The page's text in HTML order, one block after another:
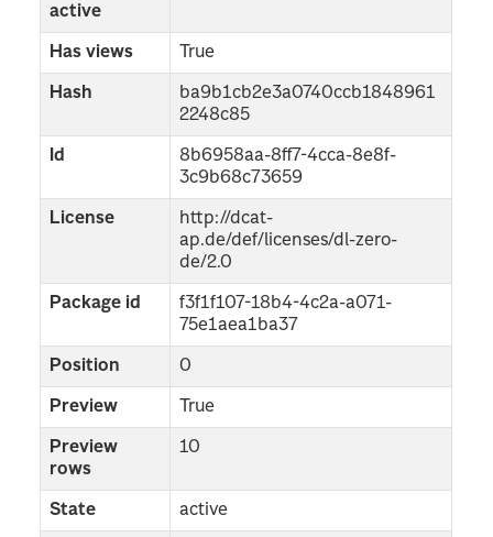
active
Has views True
Hash
ba9b1cb2e3a0740ccb1848961
2248c85
Id
8b6958aa-8ff7-4cca-8e8f-
3c9b68c73659
License
http://dcat-
ap.de/def/licenses/dl-zero-
de/2.0
Package id
f3f1f107-18b4-4c2a-a071-
75e1aea1ba37
Position 0
Preview True
Preview
rows
10
State active